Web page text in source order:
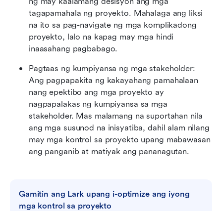
tagapamahala ng proyekto. Mahalaga ang liksi
na ito sa pag-navigate ng mga komplikadong
proyekto, lalo na kapag may mga hindi
inaasahang pagbabago.
Pagtaas ng kumpiyansa ng mga stakeholder:
Ang pagpapakita ng kakayahang pamahalaan
nang epektibo ang mga proyekto ay
nagpapalakas ng kumpiyansa sa mga
stakeholder. Mas malamang na suportahan nila
ang mga susunod na inisyatiba, dahil alam nilang
may mga kontrol sa proyekto upang mabawasan
ang panganib at matiyak ang pananagutan.
Gamitin ang Lark upang i-optimize ang iyong
mga kontrol sa proyekto